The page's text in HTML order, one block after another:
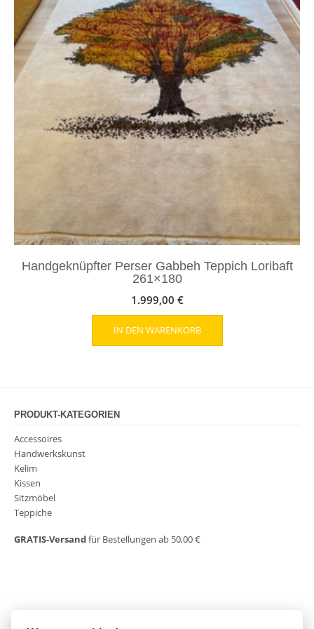
Handgeknüpfter Perser Gabbeh Teppich Loribaft
261×180
1.999,00 €
IN DEN WARENKORB
PRODUKT-KATEGORIEN
Accessoires
Handwerkskunst
Kelim
Kissen
Sitzmöbel
Teppiche
GRATIS-Versandfür Bestellungen ab 50,00 €